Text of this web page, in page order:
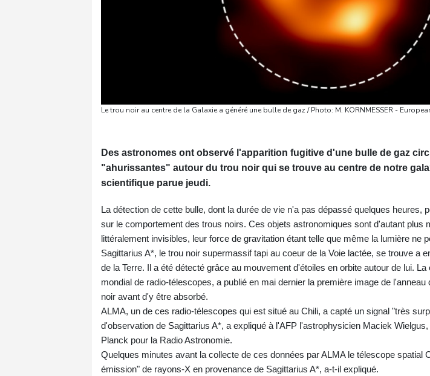
Le trou noir au centre de la Galaxie a généré une bulle de gaz / Photo: M. KORNMESSER -
Des astronomes ont observé l'apparition fugitive d'une bulle de gaz
"ahurissantes" autour du trou noir qui se trouve au centre de notre
scientifique parue jeudi.
La détection de cette bulle, dont la durée de vie n'a pas dépassé quelques heures,
sur le comportement des trous noirs. Ces objets astronomiques sont d'autant plus
littéralement invisibles, leur force de gravitation étant telle que même la lumière ne
Sagittarius A*, le trou noir supermassif tapi au coeur de la Voie lactée, se trouve a
de la Terre. Il a été détecté grâce au mouvement d'étoiles en orbite autour de lui.
mondial de radio-télescopes, a publié en mai dernier la première image de
noir avant d'y être absorbé.
ALMA, un de ces radio-télescopes qui est situé au Chili, a capté un signal "très
d'observation de Sagittarius A*, a expliqué à l'AFP l'astrophysicien Maciek
Planck pour la Radio Astronomie.
Quelques minutes avant la collecte de ces données par ALMA le télescope spatial
émission" de rayons-X en provenance de Sagittarius A*, a-t-il expliqué.